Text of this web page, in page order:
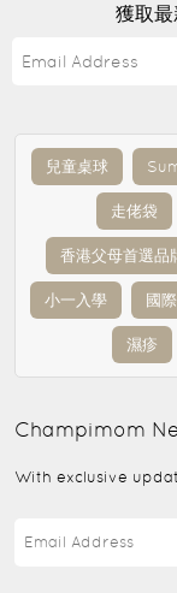
獲取
兒童桌球
走佬袋
香港父母首選品
小一入學 國
濕疹
Champimom
With exclusive